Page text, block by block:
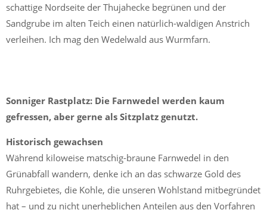
schattige Nordseite der Thujahecke begrünen und der
Sandgrube im alten Teich einen natürlich-waldigen Anstrich
verleihen. Ich mag den Wedelwald aus Wurmfarn.
Sonniger Rastplatz: Die Farnwedel werden kaum
gefressen, aber gerne als Sitzplatz genutzt.
Historisch gewachsen
Während kiloweise matschig-braune Farnwedel in den
Grünabfall wandern, denke ich an das schwarze Gold des
Ruhrgebietes, die Kohle, die unseren Wohlstand mitbegründet
hat – und zu nicht unerheblichen Anteilen aus den Vorfahren